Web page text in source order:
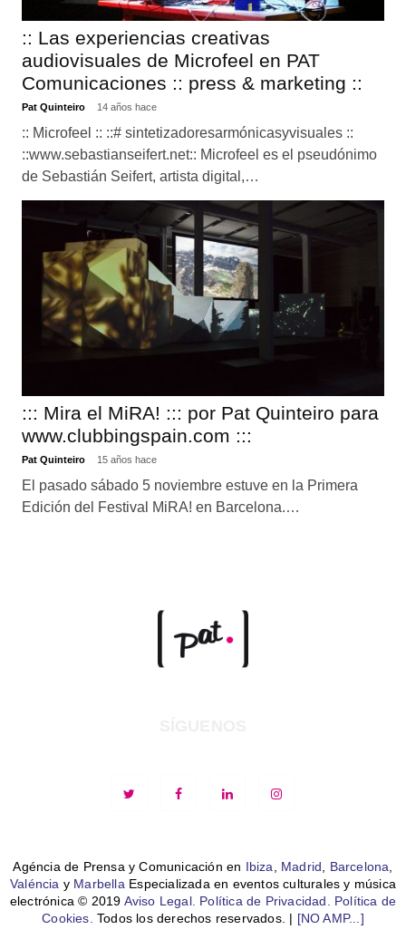
:: Las experiencias creativas
audiovisuales de Microfeel en PAT
Comunicaciones :: press & marketing ::
Pat Quinteiro 14 años hace
:: Microfeel :: ::# sintetizadoresarmónicasyvisuales ::
::www.sebastianseifert.net:: Microfeel es el pseudónimo
de Sebastián Seifert, artista digital,…
::: Mira el MiRA! ::: por Pat Quinteiro para
www.clubbingspain.com :::
Pat Quinteiro 15 años hace
El pasado sábado 5 noviembre estuve en la Primera
Edición del Festival MiRA! en Barcelona.…
Agéncia de Prensa y Comunicación en Ibiza Madrid Barcelona
Valéncia y Marbella Especializada en eventos culturales y música
electrónica © 2019 Aviso Legal. Política de Privacidad.
Política de
Cookies. Todos los derechos reservados. | [NO AMP...]